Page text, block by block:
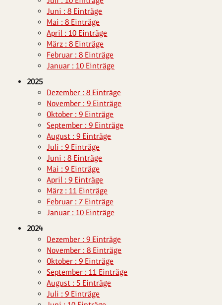
Juni : 8 Einträge
Mai : 8 Einträge
April : 10 Einträge
März : 8 Einträge
Februar : 8 Einträge
Januar : 10 Einträge
2025
Dezember : 8 Einträge
November : 9 Einträge
Oktober : 9 Einträge
September : 9 Einträge
August : 9 Einträge
Juli : 9 Einträge
Juni : 8 Einträge
Mai : 9 Einträge
April : 9 Einträge
März : 11 Einträge
Februar : 7 Einträge
Januar : 10 Einträge
2024
Dezember : 9 Einträge
November : 8 Einträge
Oktober : 9 Einträge
September : 11 Einträge
August : 5 Einträge
Juli : 9 Einträge